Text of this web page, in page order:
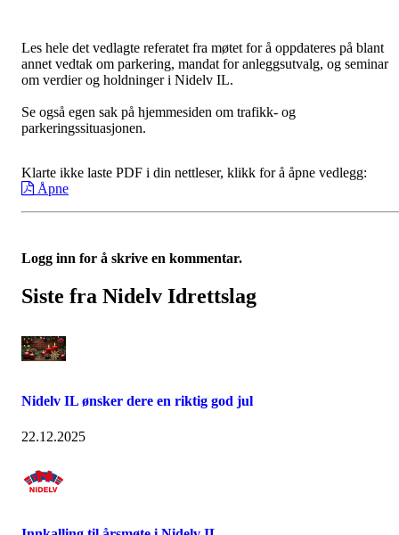
Les hele det vedlagte referatet fra møtet for å oppdateres på blant
annet vedtak om parkering, mandat for anleggsutvalg, og seminar
om verdier og holdninger i Nidelv IL.
Se også egen sak på hjemmesiden om trafikk- og
parkeringssituasjonen.
Klarte ikke laste PDF i din nettleser, klikk for å åpne vedlegg:
Åpne
Logg inn for å skrive en kommentar.
Siste fra Nidelv Idrettslag
Nidelv IL ønsker dere en riktig god jul
22.12.2025